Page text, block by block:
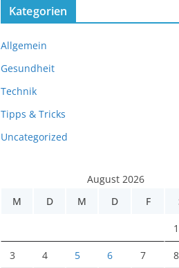
Kategorien
Allgemein
Gesundheit
Technik
Tipps & Tricks
Uncategorized
August 2026
M
D M D F
1
3 4 5 6 7 8